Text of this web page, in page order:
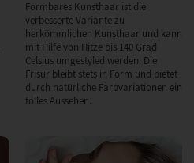
Formbares Kunsthaar ist die
verbesserte Variante zu
herkömmlichen Kunsthaar und kann
mit Hilfe von Hitze bis 140 Grad
Celsius umgestyled werden. Die
Frisur bleibt stets in Form und bietet
durch natürliche Farbvariationen ein
tolles Aussehen.